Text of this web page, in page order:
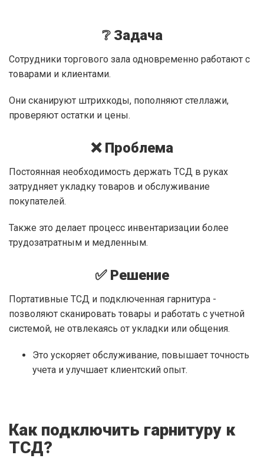
❔ Задача
Сотрудники торгового зала одновременно работают с
товарами и клиентами.
Они сканируют штрихкоды, пополняют стеллажи,
проверяют остатки и цены.
❌ Проблема
Постоянная необходимость держать ТСД в руках
затрудняет укладку товаров и обслуживание
покупателей.
Также это делает процесс инвентаризации более
трудозатратным и медленным.
✅ Решение
Портативные ТСД и подключенная гарнитура -
позволяют сканировать товары и работать с учетной
системой, не отвлекаясь от укладки или общения.
Это ускоряет обслуживание, повышает точность
учета и улучшает клиентский опыт.
Как подключить гарнитуру к
ТСД?